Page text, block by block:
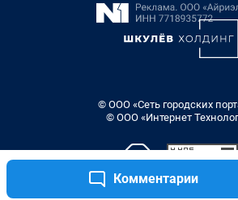
Комментарии
© ООО «Сеть городских
© ООО «Интернет